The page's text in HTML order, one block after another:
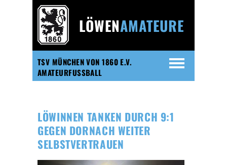
TSV MÜNCHEN VON 1860 E.V.
AMATEURFUSSBALL
LÖWENAMATEURE
LÖWINNEN TANKEN DURCH 9:1
GEGEN DORNACH WEITER
SELBSTVERTRAUEN